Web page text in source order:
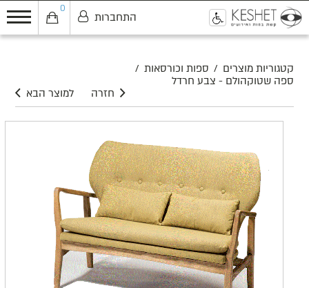
0
התחברות
קטגוריות מוצרים / ספות וכורסאות /
ספה שטוקהולם - צבע חרדל
למוצר הבא
חזרה